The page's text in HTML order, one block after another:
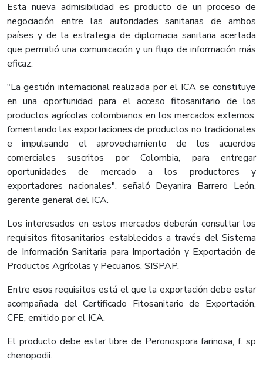
Esta nueva admisibilidad es producto de un proceso de
negociación entre las autoridades sanitarias de ambos
países y de la estrategia de diplomacia sanitaria acertada
que permitió una comunicación y un flujo de información más
eficaz.
"La gestión internacional realizada por el ICA se constituye
en una oportunidad para el acceso fitosanitario de los
productos agrícolas colombianos en los mercados externos,
fomentando las exportaciones de productos no tradicionales
e impulsando el aprovechamiento de los acuerdos
comerciales suscritos por Colombia, para entregar
oportunidades de mercado a los productores y
exportadores nacionales", señaló Deyanira Barrero León,
gerente general del ICA.
Los interesados en estos mercados deberán consultar los
requisitos fitosanitarios establecidos a través del Sistema
de Información Sanitaria para Importación y Exportación de
Productos Agrícolas y Pecuarios, SISPAP.
Entre esos requisitos está el que la exportación debe estar
acompañada del Certificado Fitosanitario de Exportación,
CFE, emitido por el ICA.
El producto debe estar libre de Peronospora farinosa, f. sp
chenopodii.